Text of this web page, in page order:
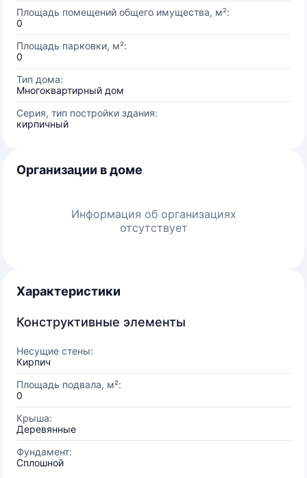
Площадь помещений общего имущества, м²:
0
Площадь парковки, м²:
0
Тип дома:
Многоквартирный дом
Серия, тип постройки здания:
кирпичный
Организации в доме
Информация об организациях
отсутствует
Характеристики
Конструктивные элементы
Несущие стены:
Кирпич
Площадь подвала, м²:
0
Крыша:
Деревянные
Фундамент:
Сплошной